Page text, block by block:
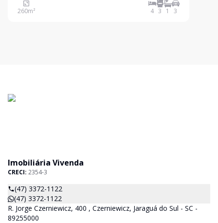
garagem Para mais informações entre em contato e
260m² 4 3 1 3
Imobiliária Vivenda
CRECI: 2354-3
(47) 3372-1122
(47) 3372-1122
R. Jorge Czerniewicz, 400 , Czerniewicz, Jaraguá do Sul - SC -
89255000